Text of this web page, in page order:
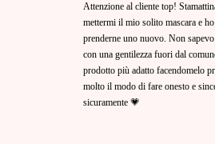
Attenzione al cliente top!
mettermi il mio solito mascara e
prenderne uno nuovo. Non
con una gentilezza fuori dal
prodotto più adatto facendomelo
molto il modo di fare onesto e
sicuramente 💗